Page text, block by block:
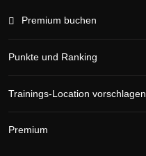
Premium buchen
Punkte und Ranking
Trainings-Location vorschlagen
Premium